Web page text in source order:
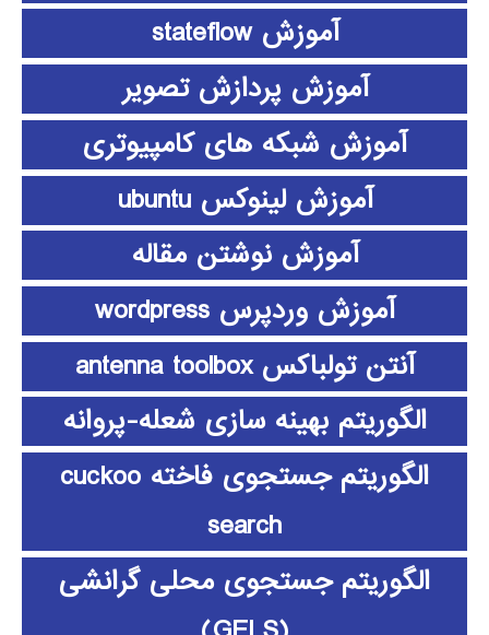
آموزش stateflow
آموزش پردازش تصویر
آموزش شبکه های کامپیوتری
آموزش لینوکس ubuntu
آموزش نوشتن مقاله
آموزش وردپرس wordpress
آنتن تولباکس antenna toolbox
الگوریتم بهینه سازی شعله-پروانه
الگوریتم جستجوی فاخته cuckoo
search
الگوریتم جستجوی محلی گرانشی